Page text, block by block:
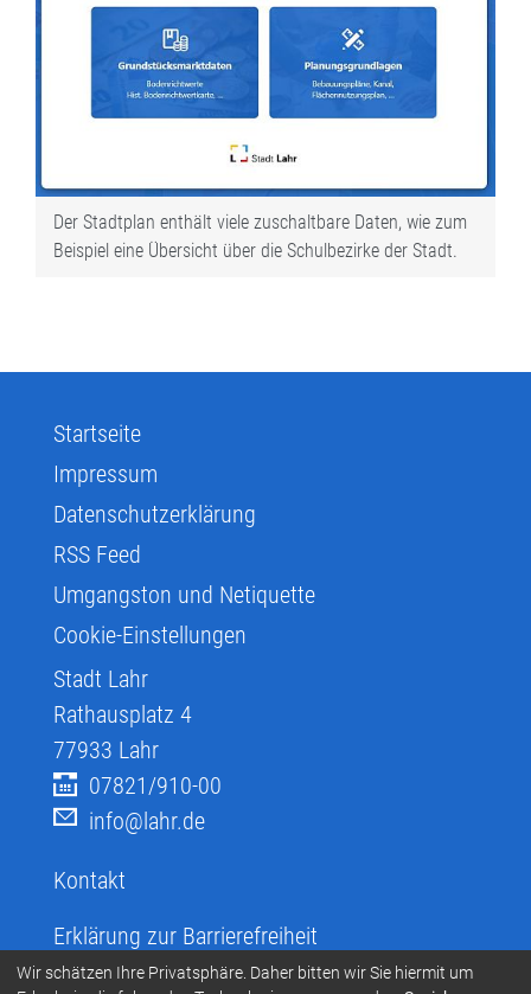
Der Stadtplan enthält viele zuschaltbare Daten, wie zum
Beispiel eine Übersicht über die Schulbezirke der Stadt.
Startseite
Impressum
Datenschutzerklärung
RSS Feed
Umgangston und Netiquette
Cookie-Einstellungen
Stadt Lahr
Rathausplatz 4
77933 Lahr
07821/910-00
info@lahr.de
Kontakt
Erklärung zur Barrierefreiheit
Infos zur Barrierefreiheit
Wir schätzen Ihre Privatsphäre. Daher bitten wir Sie hiermit um